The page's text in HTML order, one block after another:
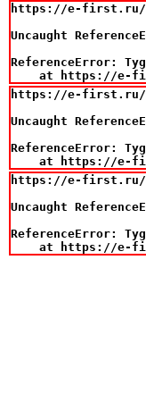
https://e-first.ru/
Uncaught
ReferenceError:
at https://e-
https://e-first.ru/
Uncaught
ReferenceError:
at https://e-
https://e-first.ru/
Uncaught
ReferenceError:
at https://e-